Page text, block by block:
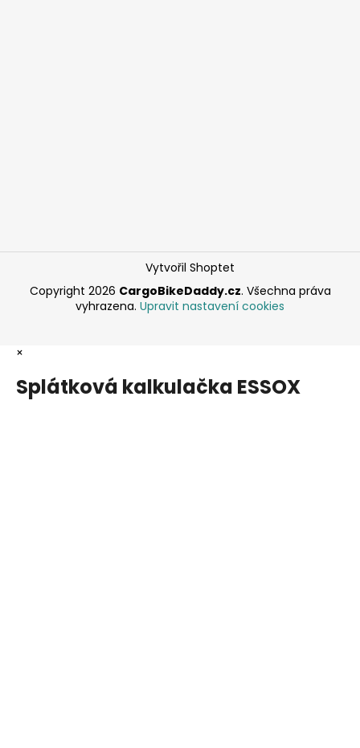
Vytvořil Shoptet
Copyright 2026 CargoBikeDaddy.cz. Všechna práva
vyhrazena. Upravit nastavení cookies
×
Splátková kalkulačka ESSOX